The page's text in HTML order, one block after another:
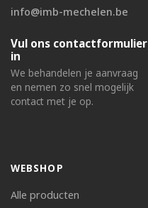
info@imb-mechelen.be
Vul ons contactformulier
in
We behandelen je aanvraag
en nemen zo snel mogelijk
contact met je op.
WEBSHOP
Alle producten